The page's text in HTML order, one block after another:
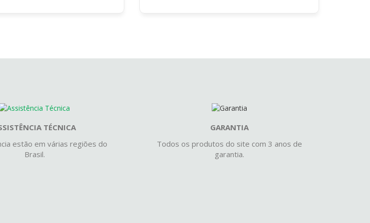
TÉCNICA
estão em várias regiões do
Brasil.
GARANTIA
Todos os produtos do site com 3 anos de
garantia.